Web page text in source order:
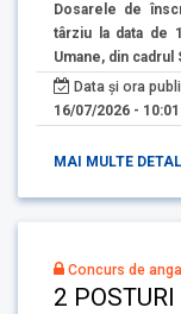
Dosarele de
târziu la data de
Umane, din cadrul
Data și ora
16/07/2026 - 10:01
MAI MULTE
Concurs de
2 POSTURI